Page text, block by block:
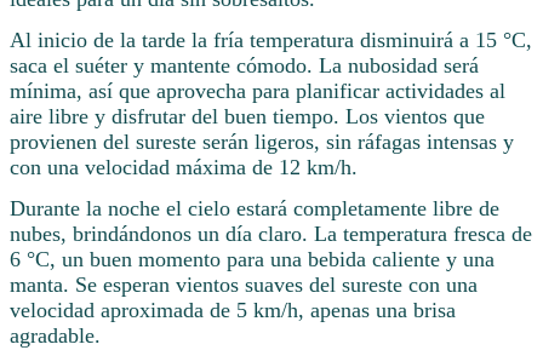
Al inicio de la tarde la fría temperatura disminuirá a 15 °C,
saca el suéter y mantente cómodo. La nubosidad será
mínima, así que aprovecha para planificar actividades al
aire libre y disfrutar del buen tiempo. Los vientos que
provienen del sureste serán ligeros, sin ráfagas intensas y
con una velocidad máxima de 12 km/h.
Durante la noche el cielo estará completamente libre de
nubes, brindándonos un día claro. La temperatura fresca de
6 °C, un buen momento para una bebida caliente y una
manta. Se esperan vientos suaves del sureste con una
velocidad aproximada de 5 km/h, apenas una brisa
agradable.